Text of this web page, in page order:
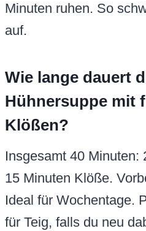
Minuten ruhen. So
auf.
Wie lange dauert
Hühnersuppe mit
Klößen?
Insgesamt 40 Minuten:
15 Minuten Klöße.
Ideal für Wochentage.
für Teig, falls du neu